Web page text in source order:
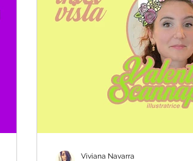
Viviana Navarra